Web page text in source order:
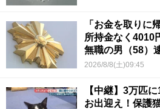
「お金を取り
所持金なく4010
無職の男（58
2026/8/8(土)09:45
【中継】3万匹
お出迎え！保護